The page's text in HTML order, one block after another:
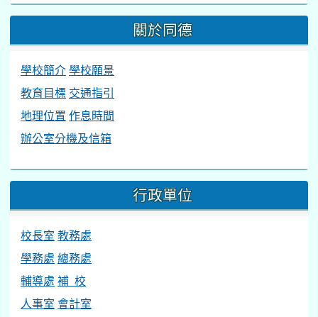
關於同德
學校簡介學校願景
教育目標 交通指引
地理位置 作息時間
辦公室分機及信箱
行政單位
校長室 教務處
學務處 總務處
輔導處 補 校
人事室 會計室